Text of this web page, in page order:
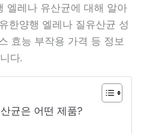
엘레나 유산균에 대해 알아
한양행 엘레나 질유산균 성
효능 부작용 가격 등 정보
다.
균은 어떤 제품?